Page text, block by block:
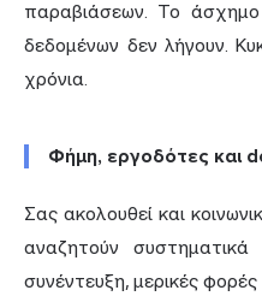
παραβιάσεων. Το
δεδομένων δεν λήγουν.
χρόνια.
Φήμη, εργοδότες και
Σας ακολουθεί και
αναζητούν
συνέντευξη, μερικές